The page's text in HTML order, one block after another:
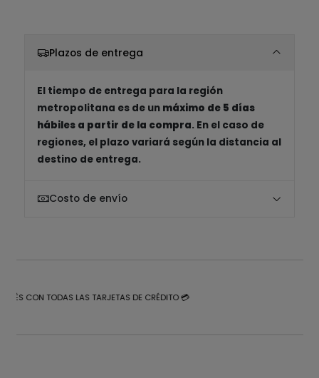
Plazos de entrega
El tiempo de entrega para la región
metropolitana es de un máximo de 5 días
hábiles a partir de la compra. En el caso de
regiones, el plazo variará según la distancia al
destino de entrega.
Costo de envío
CON TODAS LAS TARJETAS DE CRÉDITO 💳